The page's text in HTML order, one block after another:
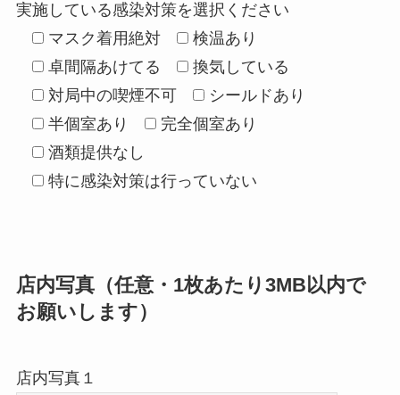
実施している感染対策を選択ください
マスク着用絶対
検温あり
卓間隔あけてる
換気している
対局中の喫煙不可
シールドあり
半個室あり
完全個室あり
酒類提供なし
特に感染対策は行っていない
店内写真（任意・1枚あたり3MB以内で
お願いします）
店内写真１